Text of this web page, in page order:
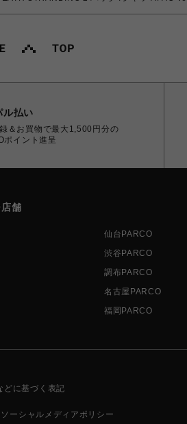
ル払い
＆お買物で最大1,500円分の
ポイント進呈
舗
仙台PARCO
渋谷PARCO
調布PARCO
名古屋PARCO
福岡PARCO
どに基づく表記
ソーシャルメディアポリシー